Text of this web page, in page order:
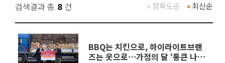
검색결과 총 8 건 최신순
정확도순
BBQ는 치킨으로, 하이라이트브랜
즈는 옷으로⋯가정의 달 ‘통큰 나눔’